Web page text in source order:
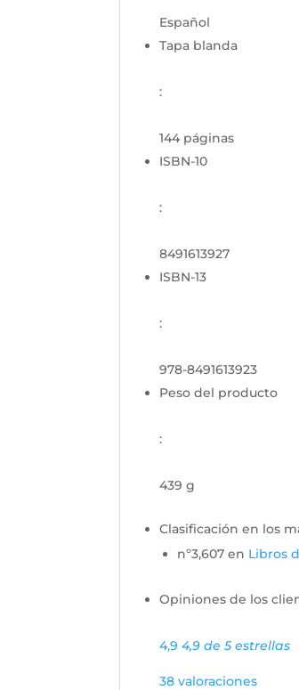
Español
Tapa blanda
:
144 páginas
ISBN-10
:
8491613927
ISBN-13
:
978-8491613923
Peso del producto
:
439 g
Clasificación en los
nº3,607 en Libros
Opiniones de los
4,94,9 de 5 estrellas
38 valoraciones